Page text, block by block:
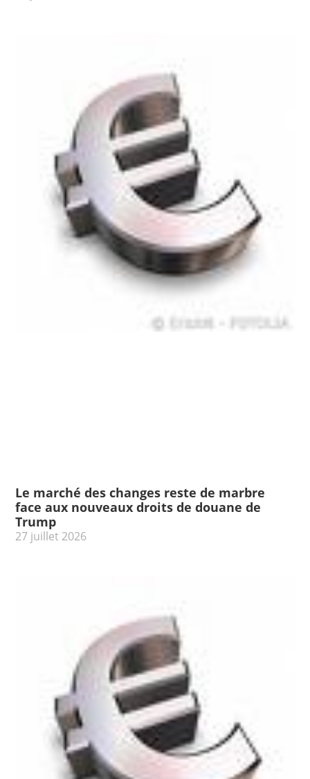
Le marché des changes reste de marbre
face aux nouveaux droits de douane de
Trump
27 juillet 2026